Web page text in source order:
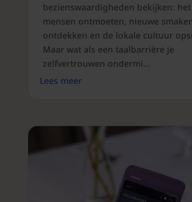
bezienswaardigheden bekijken:
mensen ontmoeten, nieuwe
ontdekken en de lokale cultuur
Maar wat als een taalbarrière je
zelfvertrouwen ondermi...
Lees meer